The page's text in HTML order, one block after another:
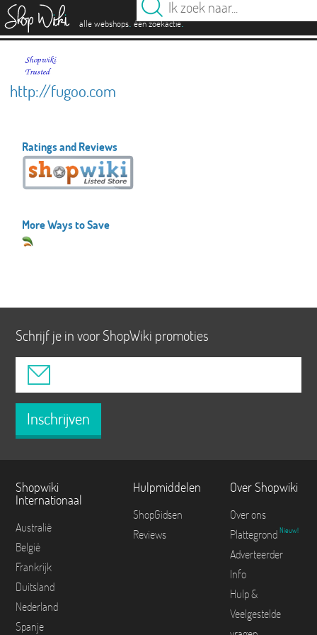
alle webshops. één zoekactie.
http://fugoo.com
Ratings and Reviews
More Ways to Save
Schrijf je in voor ShopWiki promoties
Inschrijven
Shopwiki
Internationaal
Australië
België
Frankrijk
Duitsland
Nederland
Spanje
Hulpmiddelen
ShopGidsen
Reviews
Over Shopwiki
Over ons
Plattegrond Nieuw!
Adverteerder
Info
Hulp &
Veelgestelde